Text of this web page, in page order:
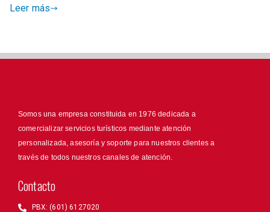
Leer más
Somos una empresa constituida en 1976 dedicada a
comercializar servicios turísticos mediante atención
personalizada, asesoría y soporte para nuestros clientes a
través de todos nuestros canales de atención.
Contacto
PBX: (601) 6127020